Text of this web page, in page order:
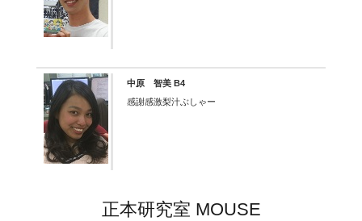
中原 智美 B4
感謝感激梨汁ぶしゃー
正本研究室 MOUSE